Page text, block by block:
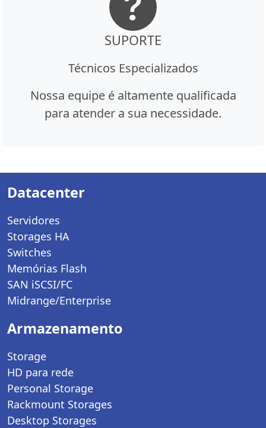
SUPORTE
Técnicos Especializados
Nossa equipe é altamente qualificada
para atender a sua necessidade.
Datacenter
Servidores
Storages HA
Switches
Memórias Flash
SAN iSCSI/FC
Midrange/Enterprise
Armazenamento
Storage
HD para rede
Personal Storage
Rackmount Storages
Desktop Storages